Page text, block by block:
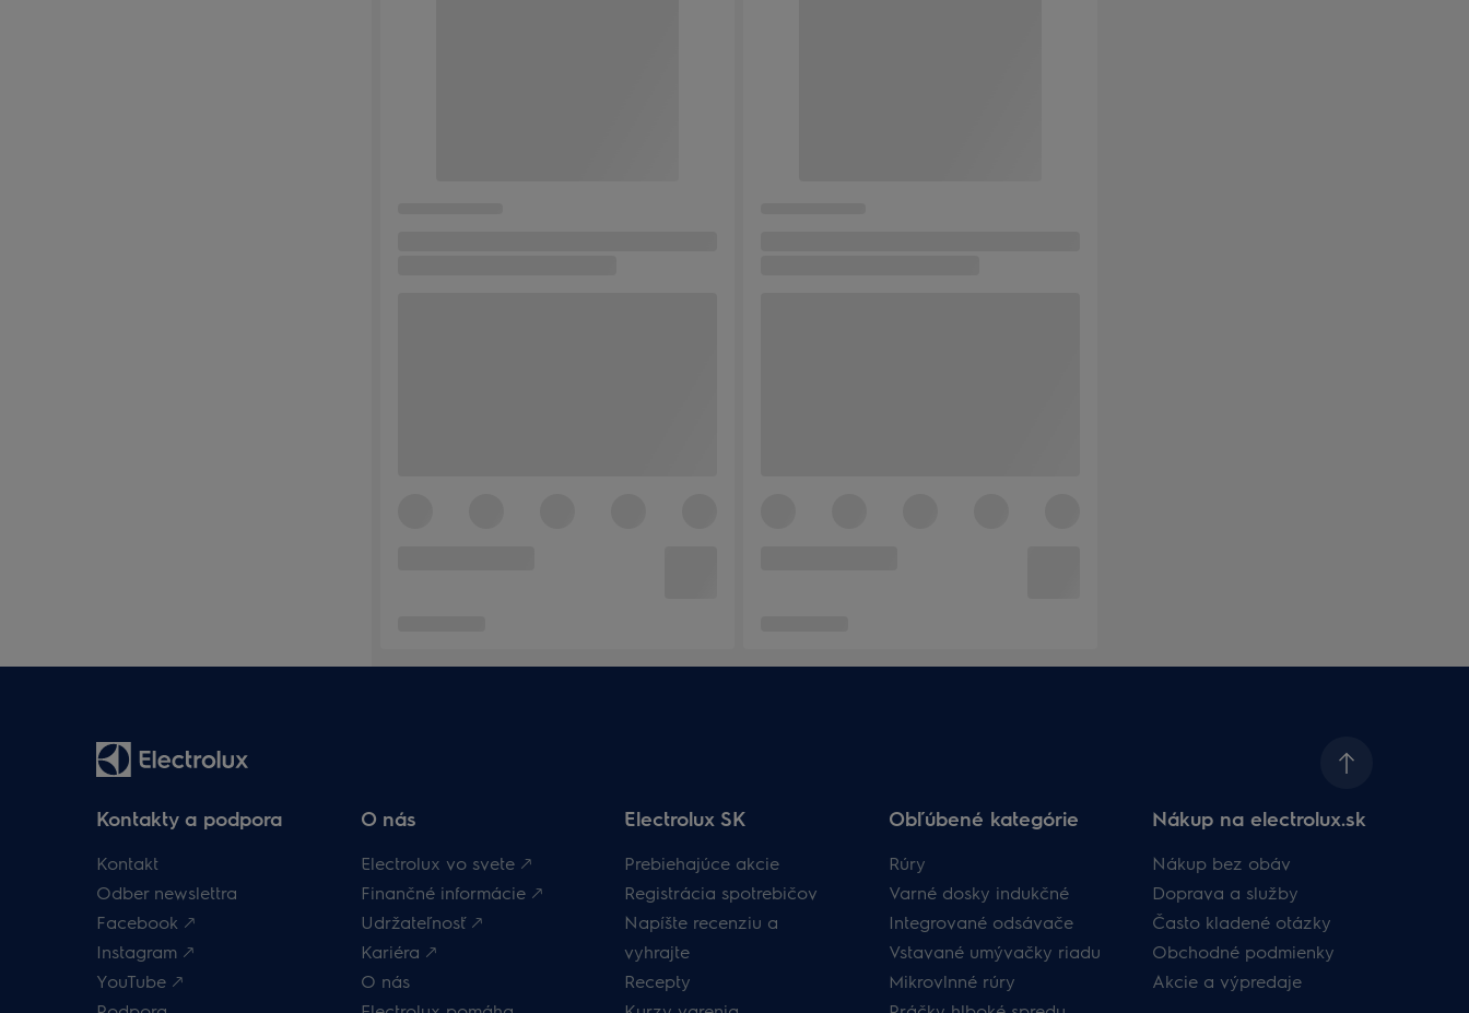
Kontakty a podpora
Kontakt
Odber newslettra
Facebook 🡕
Instagram 🡕
YouTube 🡕
O nás
Electrolux vo svete 🡕
Finančné informácie 🡕
Udržateľnosť 🡕
Kariéra 🡕
O nás
Electrolux SK
Prebiehajúce akcie
Registrácia spotrebičov
Napíšte recenziu a
vyhrajte
Recepty
Obľúbené kategórie
Rúry
Varné dosky indukčné
Integrované odsávače
Vstavané umývačky riadu
Mikrovlnné rúry
Nákup na electrolux.sk
Nákup bez obáv​
Doprava a služby​
​Často kladené otázky​
Obchodné podmienky​
Akcie a výpredaje